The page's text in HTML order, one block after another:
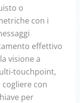
o
con i
effettivo
visione a
touchpoint,
cogliere con
per